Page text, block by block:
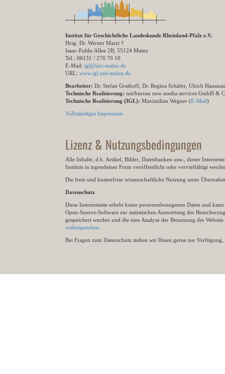
Institut für Geschichtliche Landeskunde Rheinland-Pfalz e.V.
Hrsg. Dr. Werner Marzi †
Isaac-Fulda-Allee 2B, 55124 Mainz
Tel.: 06131 / 276 70 10
E-Mail: igl@uni-mainz.de
URL: www.igl.uni-mainz.de
Bearbeiter: Dr. Stefan Grathoff, Dr. Regina Schäfer, Ulrich
Technische Realisierung: net/bureau new media services GmbH &
Technische Realisierung (IGL): Maximilian Wegner (E-Mail)
Vollständiges Impressum
Lizenz & Nutzungsbedingungen
Alle Inhalte, d.h. Artikel, Bilder, Datenbanken usw., dieser
Instituts in irgendeiner Form veröffentlicht oder vervielfältigt
Die freie und kostenfreie wissenschaftliche Nutzung unter
Datenschutz
Diese Internetseite erhebt keine personenbezogenen Daten und
Open-Source-Software zur statistischen Auswertung der
gespeichert werden und die eine Analyse der Benutzung der
widersprechen
Bei Fragen zum Datenschutz stehen wir Ihnen gerne zur